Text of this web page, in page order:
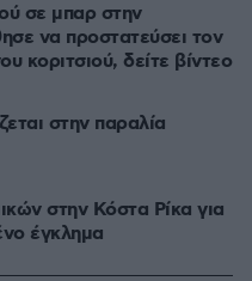
σε μπαρ στην
να προστατεύσει τον
κοριτσιού, δείτε βίντεο
στην παραλία
στην Κόστα Ρίκα για
έγκλημα